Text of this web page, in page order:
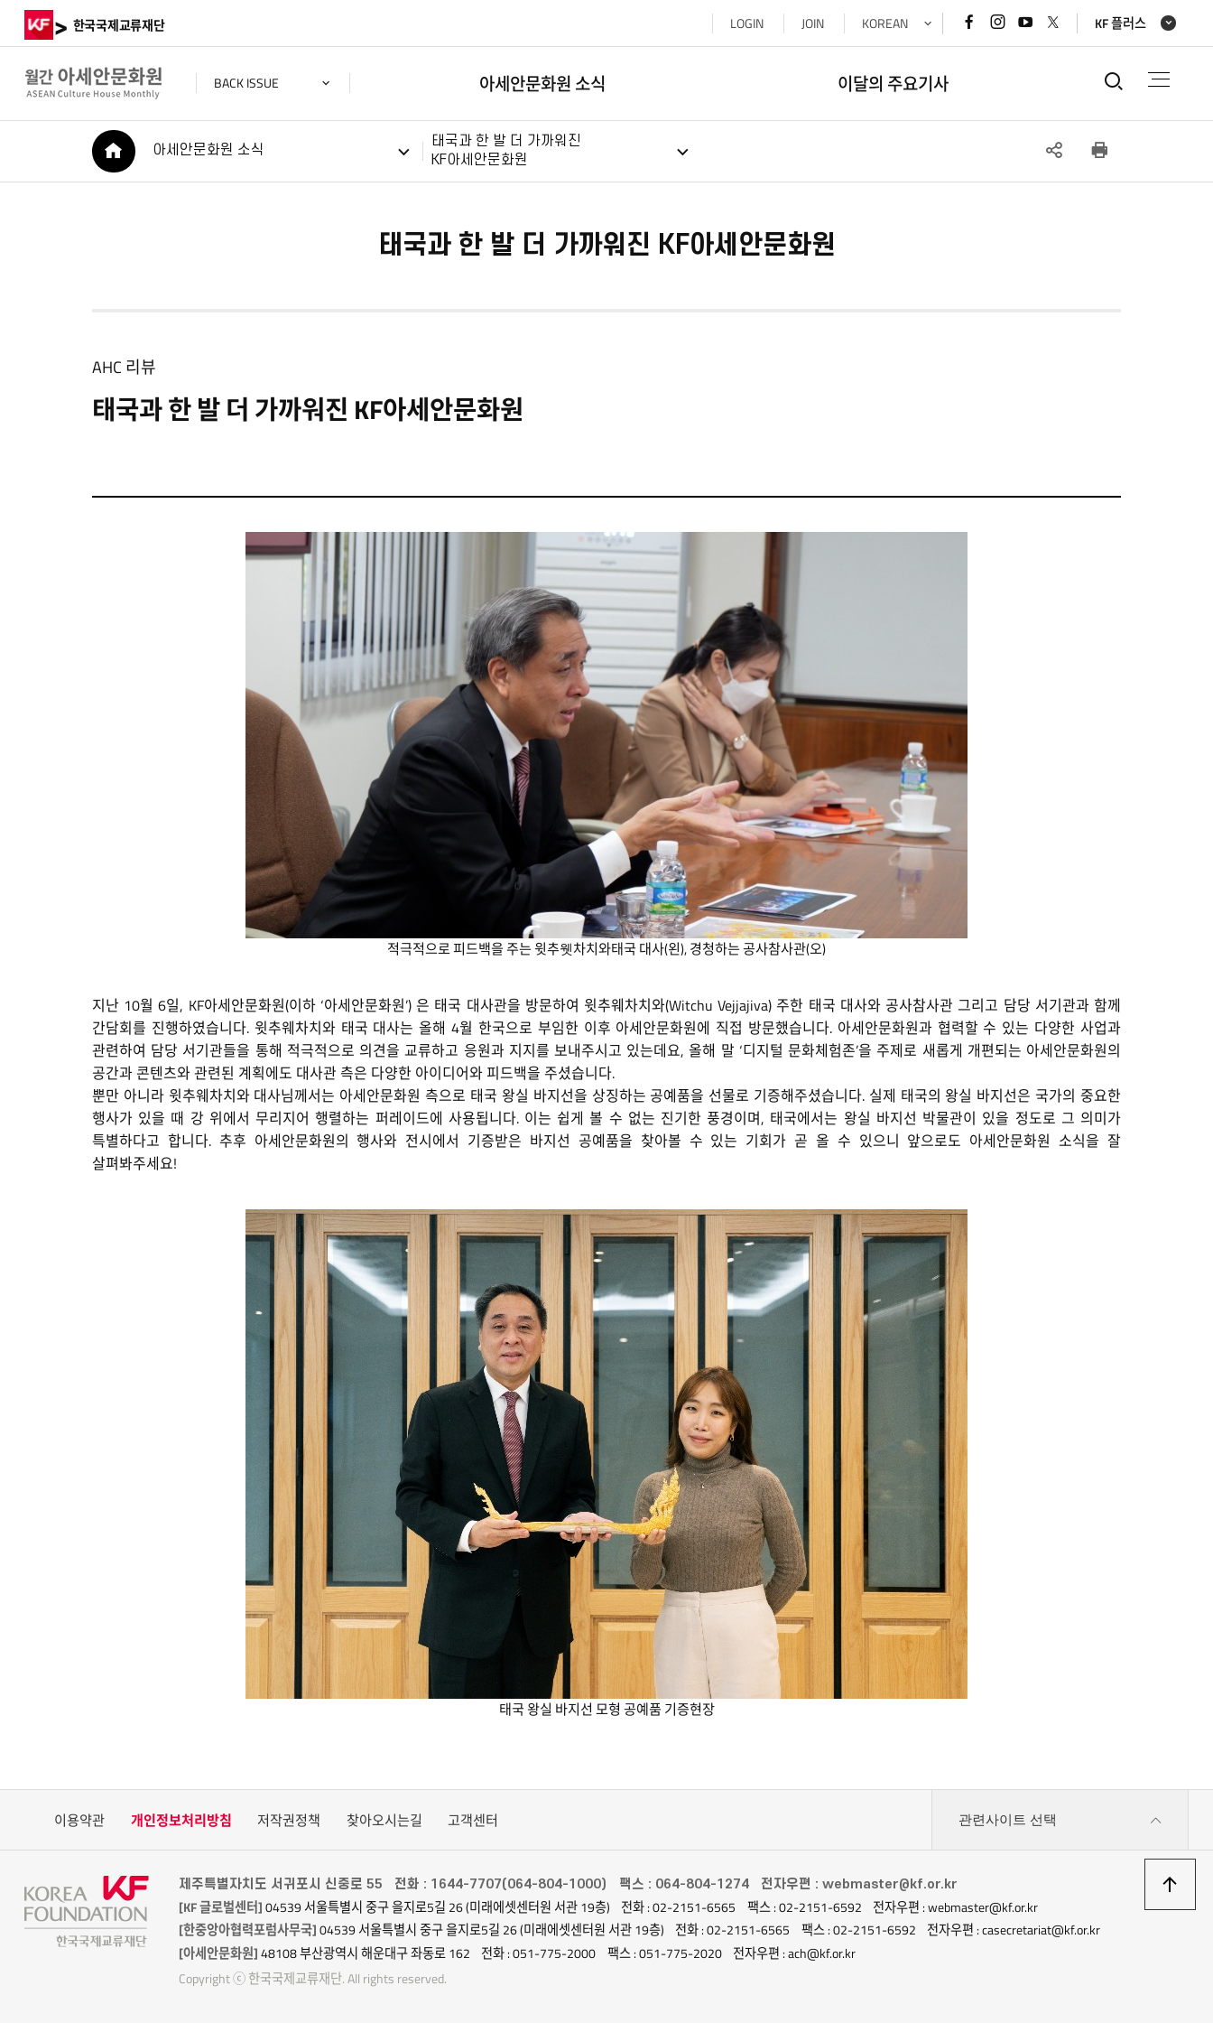
> 한국국제교류재단
BACK ISSUE
LOGIN JOIN KOREAN 페이스북
바로가기
인스타그램
바로가기
유튜브
바로가기
x(트위터)
바로가기
KF 플러스
아세안문화원 소식 이달의 주요기사 통합검
HOME
아세안문화원 소식
태국과 한 발 더 가까워진
KF아세안문화원
SNS
태국과 한 발 더 가까워진 KF아세안문화원
AHC 리뷰
태국과 한 발 더 가까워진 KF아세안문화원
적극적으로 피드백을 주는 윗추웻차치와태국 대사(왼), 경청하는 공사참사관(오)
지난 10월 6일, KF아세안문화원(이하 ‘아세안문화원’) 은 태국 대사관을 방문하여 윗추웨차치와(Witchu Vejjajiva) 주한 태국 대사와 공사참사관 그리고 담당 서기관과 함께
간담회를 진행하였습니다. 윗추웨차치와 태국 대사는 올해 4월 한국으로 부임한 이후 아세안문화원에 직접 방문했습니다. 아세안문화원과 협력할 수 있는 다양한 사업과
관련하여 담당 서기관들을 통해 적극적으로 의견을 교류하고 응원과 지지를 보내주시고 있는데요, 올해 말 ‘디지털 문화체험존’을 주제로 새롭게 개편되는 아세안문화원의
공간과 콘텐츠와 관련된 계획에도 대사관 측은 다양한 아이디어와 피드백을 주셨습니다.
뿐만 아니라 윗추웨차치와 대사님께서는 아세안문화원 측으로 태국 왕실 바지선을 상징하는 공예품을 선물로 기증해주셨습니다. 실제 태국의 왕실 바지선은 국가의 중요한
행사가 있을 때 강 위에서 무리지어 행렬하는 퍼레이드에 사용됩니다. 이는 쉽게 볼 수 없는 진기한 풍경이며, 태국에서는 왕실 바지선 박물관이 있을 정도로 그 의미가
특별하다고 합니다. 추후 아세안문화원의 행사와 전시에서 기증받은 바지선 공예품을 찾아볼 수 있는 기회가 곧 올 수 있으니 앞으로도 아세안문화원 소식을 잘
살펴봐주세요!
태국 왕실 바지선 모형 공예품 기증현장
이용약관 개인정보처리방침 저작권정책 찾아오시는길 고객센터 관련사이트 선택
제주특별자치도 서귀포시 신중로 55 전화 : 1644-7707(064-804-1000) 팩스 : 064-804-1274 전자우편 : webmaster@kf.or.kr
[KF 글로벌센터]04539 서울특별시 중구 을지로5길 26 (미래에셋센터원 서관 19층) 전화 : 02-2151-6565 팩스 : 02-2151-6592
전자우편 : webmaster@kf.or.kr
[한중앙아협력포럼사무국]04539 서울특별시 중구 을지로5길 26 (미래에셋센터원 서관 19층) 전화 : 02-2151-6565 팩스 : 02-2151-6592
전자우편 : casecretariat@kf.or.kr
[아세안문화원]48108 부산광역시 해운대구 좌동로 162 전화 : 051-775-2000 팩스 : 051-775-2020 전자우편 : ach@kf.or.kr
Copyright ⓒ 한국국제교류재단. All rights reserved.